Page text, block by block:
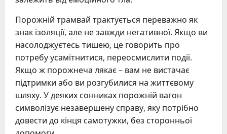
Порожній трамвай трактується переважно як
знак ізоляції, але не завжди негативної. Якщо ви
насолоджуєтесь тишею, це говорить про
потребу усамітнитися, переосмислити події.
Якщо ж порожнеча лякає – вам не вистачає
підтримки або ви розгубилися на життєвому
шляху. У деяких сонниках порожній вагон
символізує незавершену справу, яку потрібно
довести до кінця самотужки, без сторонньої